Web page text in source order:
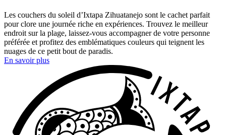
Les couchers du soleil d’Ixtapa Zihuatanejo sont le cachet parfait
pour clore une journée riche en expériences. Trouvez le meilleur
endroit sur la plage, laissez-vous accompagner de votre personne
préférée et profitez des emblématiques couleurs qui teignent les
nuages de ce petit bout de paradis.
En savoir plus